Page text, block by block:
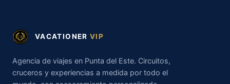
VACATIONER VIP
Agencia de viajes en Punta del Este. Circuitos,
cruceros y experiencias a medida por todo el